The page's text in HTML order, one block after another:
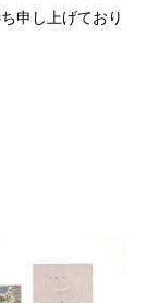
申し上げており